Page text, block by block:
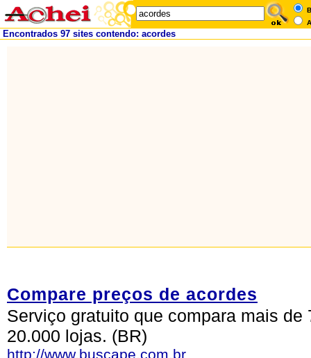
Encontrados 97 sites contendo: acordes
Compare preços de acordes
Serviço gratuito que compara mais
20.000 lojas. (BR)
http://www.buscape.com.br